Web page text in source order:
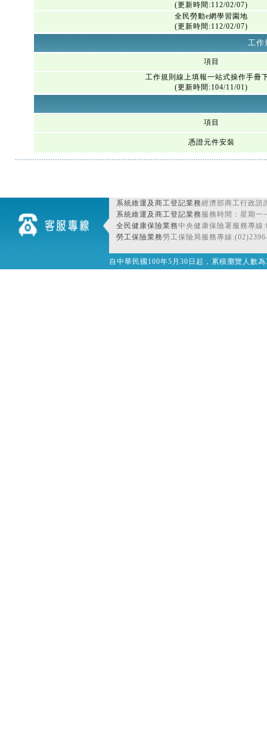
(更新時間:112/02/07)
全民勞動e網學習園地
(更新時間:112/02/07)
工作
項目
工作規則線上填報一站式操作手冊
(更新時間:104/11/01)
項目
憑證元件安裝
系統維運及商工登記業務經濟部商工行
系統維運及商工登記業務 服務時間：星期一
全民健康保險業務中央健康保險署服務專線
勞工保險業務勞工保險局服務專線
自中華民國100年5月30日起，累積瀏覽人數